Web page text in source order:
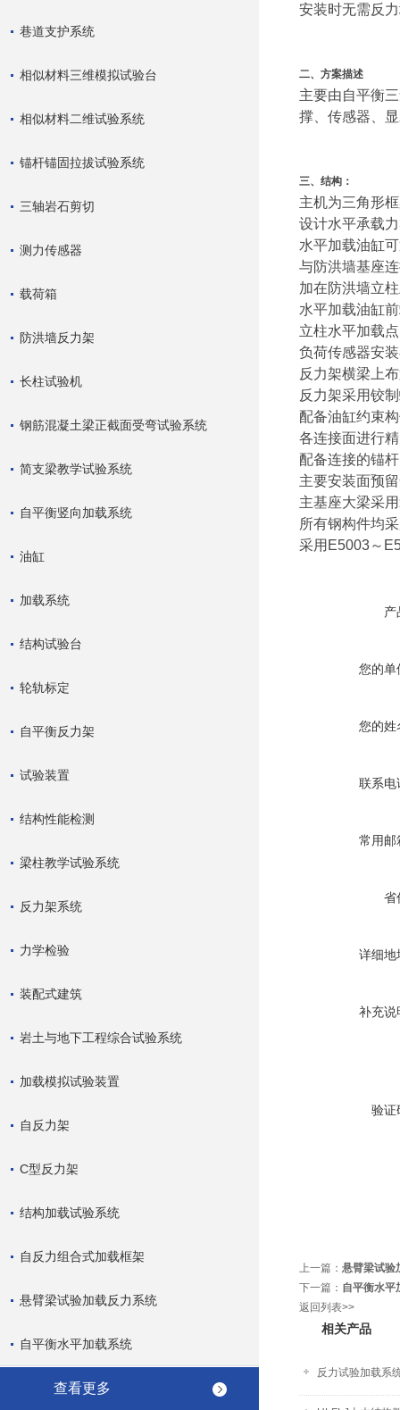
巷道支护系统
相似材料三维模拟试验台
相似材料二维试验系统
锚杆锚固拉拔试验系统
三轴岩石剪切
测力传感器
载荷箱
防洪墙反力架
长柱试验机
钢筋混凝土梁正截面受弯试验系统
简支梁教学试验系统
自平衡竖向加载系统
油缸
加载系统
结构试验台
轮轨标定
自平衡反力架
试验装置
结构性能检测
梁柱教学试验系统
反力架系统
力学检验
装配式建筑
岩土与地下工程综合试验系统
加载模拟试验装置
自反力架
C型反力架
结构加载试验系统
自反力组合式加载框架
悬臂梁试验加载反力系统
自平衡水平加载系统
查看更多
安装时无需反
二、 方案描述
主要由自平衡
撑、传感器、
三、 结构：
主机为三角形
设计水平承载
水平加载油缸
与防洪墙基座
加在防洪墙立
水平加载油缸
立柱水平加载
负荷传感器安
反力架横梁上
反力架采用铰
配备油缸约束
各连接面进行
配备连接的锚
主要安装面预
主基座大梁采
所有钢构件均
采用E5003～
产
您的单
您的姓
联系电
常用邮
省
详细地
补充说
验证
上一篇： 悬臂梁试验
下一篇： 自平衡水平
返回列表>>
相关产品
反力试验加载系